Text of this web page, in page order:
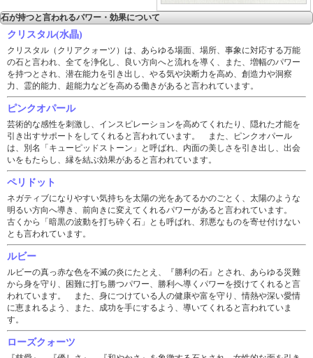
石が持つと言われるパワー・効果について
クリスタル(水晶)
クリスタル（クリアクォーツ）は、あらゆる場面、場所、事象に対応する万能
の石と言われ、全てを浄化し、良い方向へと流れを導く、また、増幅のパワー
を持つとされ、潜在能力を引き出し、やる気や決断力を高め、創造力や洞察
力、霊的能力、超能力などを高める働きがあると言われています。
ピンクオパール
芸術的な感性を刺激し、インスピレーションを高めてくれたり、隠れた才能を
引き出すサポートをしてくれると言われています。 また、ピンクオパール
は、別名「キューピッドストーン」と呼ばれ、内面の美しさを引き出し、出会
いをもたらし、縁を結ぶ効果があると言われています。
ペリドット
ネガティブになりやすい気持ちを太陽の光をあてるかのごとく、太陽のような
明るい方向へ導き、前向きに変えてくれるパワーがあると言われています。
古くから「暗黒の波動を打ち砕く石」とも呼ばれ、邪悪なものを寄せ付けない
とも言われています。
ルビー
ルビーの真っ赤な色を不滅の炎にたとえ、『勝利の石』とされ、あらゆる災難
から身を守り、困難に打ち勝つパワー、勝利へ導くパワーを授けてくれると言
われています。 また、身につけている人の健康や富を守り、情熱や深い愛情
に恵まれるよう、また、成功を手にするよう、導いてくれると言われていま
す。
ローズクォーツ